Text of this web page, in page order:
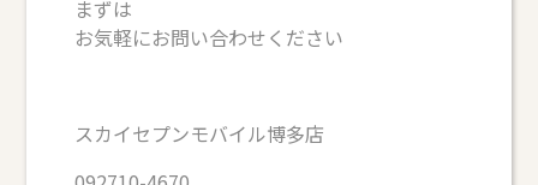
まずは
お気軽にお問い合わせください
スカイセプンモバイル博多店